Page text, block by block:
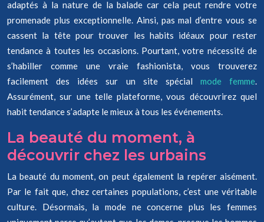
adaptés à la nature de la balade car cela peut rendre votre
promenade plus exceptionnelle. Ainsi, pas mal d’entre vous se
cassent la tête pour trouver les habits idéaux pour rester
tendance à toutes les occasions. Pourtant, votre nécessité de
s’habiller comme une vraie fashionista, vous trouverez
facilement des idées sur un site spécial mode femme.
Assurément, sur une telle plateforme, vous découvrirez quel
habit tendance s’adapte le mieux à tous les événements.
La beauté du moment, à
découvrir chez les urbains
La beauté du moment, on peut également la repérer aisément.
Par le fait que, chez certaines populations, c’est une véritable
culture. Désormais, la mode ne concerne plus les femmes